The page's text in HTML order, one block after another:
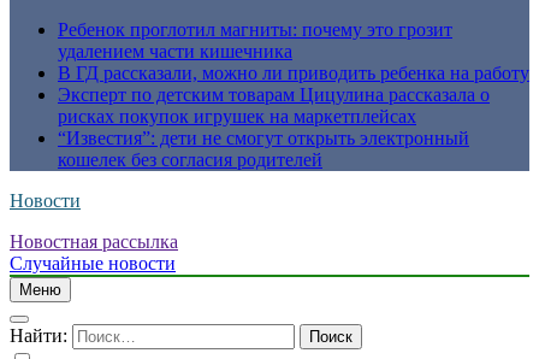
Ребенок проглотил магниты: почему это грозит
удалением части кишечника
В ГД рассказали, можно ли приводить ребенка на работу
Эксперт по детским товарам Цицулина рассказала о
рисках покупок игрушек на маркетплейсах
“Известия”: дети не смогут открыть электронный
кошелек без согласия родителей
Новости
Новостная рассылка
Случайные новости
Меню
Найти: